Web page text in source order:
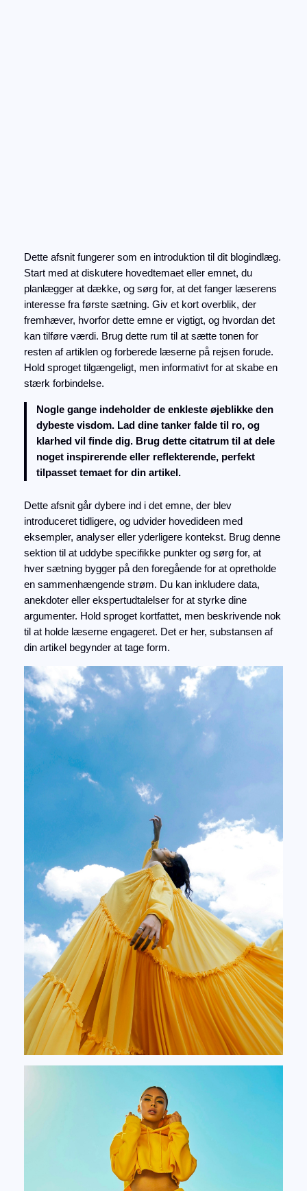
Dette afsnit fungerer som en introduktion til dit blogindlæg.
Start med at diskutere hovedtemaet eller emnet, du
planlægger at dække, og sørg for, at det fanger læserens
interesse fra første sætning. Giv et kort overblik, der
fremhæver, hvorfor dette emne er vigtigt, og hvordan det
kan tilføre værdi. Brug dette rum til at sætte tonen for
resten af artiklen og forberede læserne på rejsen forude.
Hold sproget tilgængeligt, men informativt for at skabe en
stærk forbindelse.
Nogle gange indeholder de enkleste øjeblikke den
dybeste visdom. Lad dine tanker falde til ro, og
klarhed vil finde dig. Brug dette citatrum til at dele
noget inspirerende eller reflekterende, perfekt
tilpasset temaet for din artikel.
Dette afsnit går dybere ind i det emne, der blev
introduceret tidligere, og udvider hovedideen med
eksempler, analyser eller yderligere kontekst. Brug denne
sektion til at uddybe specifikke punkter og sørg for, at
hver sætning bygger på den foregående for at opretholde
en sammenhængende strøm. Du kan inkludere data,
anekdoter eller ekspertudtalelser for at styrke dine
argumenter. Hold sproget kortfattet, men beskrivende nok
til at holde læserne engageret. Det er her, substansen af
din artikel begynder at tage form.